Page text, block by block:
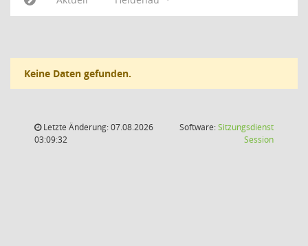
Keine Daten gefunden.
Letzte Änderung: 07.08.2026
03:09:32
Software:Sitzungsdienst
Session(Wird in